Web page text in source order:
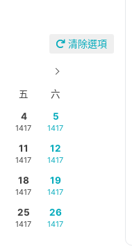
清除選項
五
六
4
1417
5
1417
11
1417
12
1417
18
1417
19
1417
25
1417
26
1417